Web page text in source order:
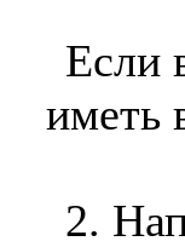
Если
иметь
2.